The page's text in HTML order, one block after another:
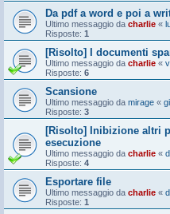
Da pdf a word e poi a
Ultimo messaggio da charlie «
Risposte: 1
[Risolto] I documenti
Ultimo messaggio da charlie «
Risposte: 6
Scansione
Ultimo messaggio da mirage «
Risposte: 3
[Risolto] Inibizione altri
esecuzione
Ultimo messaggio da charlie «
Risposte: 4
Esportare file
Ultimo messaggio da charlie «
Risposte: 1